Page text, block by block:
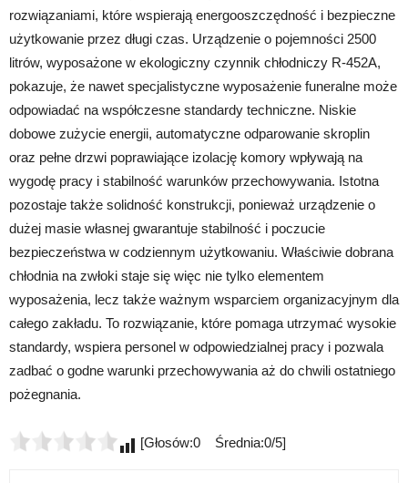
rozwiązaniami, które wspierają energooszczędność i bezpieczne
użytkowanie przez długi czas. Urządzenie o pojemności 2500
litrów, wyposażone w ekologiczny czynnik chłodniczy R-452A,
pokazuje, że nawet specjalistyczne wyposażenie funeralne może
odpowiadać na współczesne standardy techniczne. Niskie
dobowe zużycie energii, automatyczne odparowanie skroplin
oraz pełne drzwi poprawiające izolację komory wpływają na
wygodę pracy i stabilność warunków przechowywania. Istotna
pozostaje także solidność konstrukcji, ponieważ urządzenie o
dużej masie własnej gwarantuje stabilność i poczucie
bezpieczeństwa w codziennym użytkowaniu. Właściwie dobrana
chłodnia na zwłoki staje się więc nie tylko elementem
wyposażenia, lecz także ważnym wsparciem organizacyjnym dla
całego zakładu. To rozwiązanie, które pomaga utrzymać wysokie
standardy, wspiera personel w odpowiedzialnej pracy i pozwala
zadbać o godne warunki przechowywania aż do chwili ostatniego
pożegnania.
[Głosów:0 Średnia:0/5]